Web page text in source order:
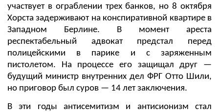
участвует в ограблении трех банков, но 8 октября
Хорста задерживают на конспиративной квартире в
Западном Берлине. В момент ареста
респектабельный адвокат предстал перед
полицейскими в парике и с заряженным
пистолетом. На процессе его защищал друг —
будущий министр внутренних дел ФРГ Отто Шили,
но приговор был суров — 14 лет заключения.
В эти годы антисемитизм и антисионизм стал